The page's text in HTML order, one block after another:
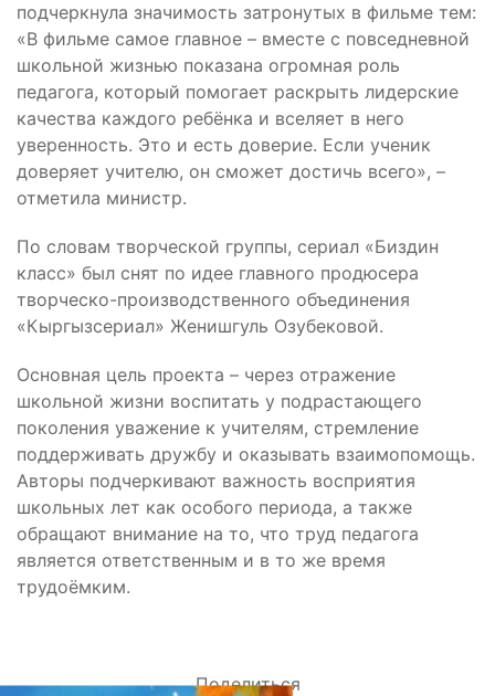
подчеркнула значимость затронутых в фильме тем:
«В фильме самое главное – вместе с повседневной
школьной жизнью показана огромная роль
педагога, который помогает раскрыть лидерские
качества каждого ребёнка и вселяет в него
уверенность. Это и есть доверие. Если ученик
доверяет учителю, он сможет достичь всего», –
отметила министр.
По словам творческой группы, сериал «Биздин
класс» был снят по идее главного продюсера
творческо-производственного объединения
«Кыргызсериал» Женишгуль Озубековой.
Основная цель проекта – через отражение
школьной жизни воспитать у подрастающего
поколения уважение к учителям, стремление
поддерживать дружбу и оказывать взаимопомощь.
Авторы подчеркивают важность восприятия
школьных лет как особого периода, а также
обращают внимание на то, что труд педагога
является ответственным и в то же время
трудоёмким.
Поделиться